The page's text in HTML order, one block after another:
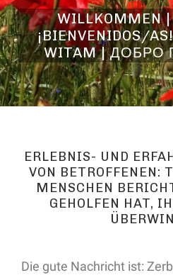
WILLKOMMEN |
¡BIENVENIDOS/
WITAM |
ERLEBNIS- UND
VON BETROFFENEN:
MENSCHEN
GEHOLFEN HAT,
Die gute Nachricht ist: